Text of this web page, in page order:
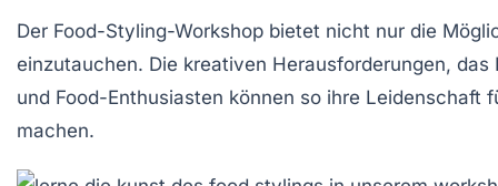
Der Food-Styling-Workshop bietet nicht nur die
einzutauchen. Die kreativen Herausforderungen,
und Food-Enthusiasten können so ihre Leidenschaft
machen.